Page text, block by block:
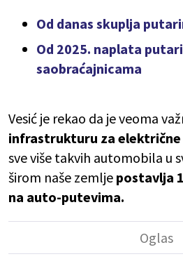
Od danas skuplja
Od 2025. naplata
saobraćajnicama
Vesić je rekao da je veoma
infrastrukturu za
sve više takvih automobila u
širom naše zemlje postavlja
na auto-putevima.